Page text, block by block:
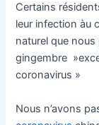
Certains
leur infection àu
naturel que
gingembre
coronavirus »
Nous n’avons